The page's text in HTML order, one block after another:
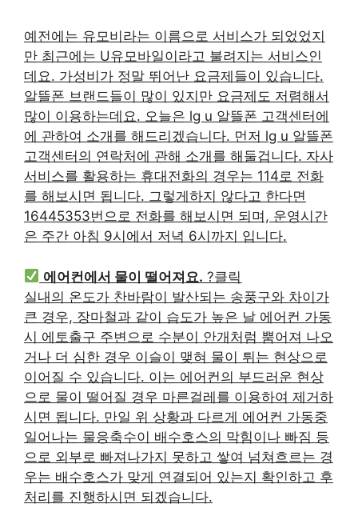
예전에는 유모비라는 이름으로 서비스가 되었었지
만 최근에는 U유모바일이라고 불려지는 서비스인
데요. 가성비가 정말 뛰어난 요금제들이 있습니다.
알뜰폰 브랜드들이 많이 있지만 요금제도 저렴해서
많이 이용하는데요. 오늘은 lg u 알뜰폰 고객센터에
에 관하여 소개를 해드리겠습니다. 먼저 lg u 알뜰폰
고객센터의 연락처에 관해 소개를 해둘겁니다. 자사
서비스를 활용하는 휴대전화의 경우는 114로 전화
를 해보시면 됩니다. 그렇게하지 않다고 한다면
16445353번으로 전화를 해보시면 되며, 운영시간
은 주간 아침 9시에서 저녁 6시까지 입니다.
에어컨에서 물이 떨어져요. ?클릭
실내의 온도가 찬바람이 발산되는 송풍구와 차이가
큰 경우, 장마철과 같이 습도가 높은 날 에어컨 가동
시 에토출구 주변으로 수분이 안개처럼 뿜어져 나오
거나 더 심한 경우 이슬이 맺혀 물이 튀는 현상으로
이어질 수 있습니다. 이는 에어컨의 부드러운 현상
으로 물이 떨어질 경우 마른걸레를 이용하여 제거하
시면 됩니다. 만일 위 상황과 다르게 에어컨 가동중
일어나는 물응축수이 배수호스의 막힘이나 빠짐 등
으로 외부로 빠져나가지 못하고 쌓여 넘쳐흐르는 경
우는 배수호스가 맞게 연결되어 있는지 확인하고 후
처리를 진행하시면 되겠습니다.